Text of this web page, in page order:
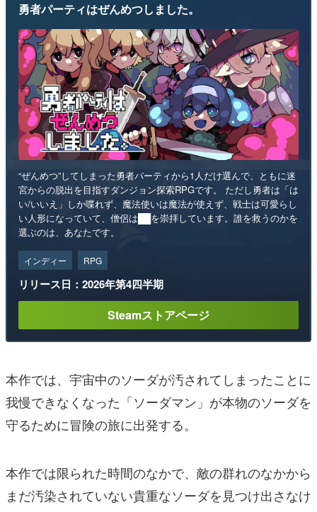
勇者パーティはぜんめつしました。
“ぜんめつ”してしまった勇者パーティから1人だけ選んで、ともに迷
宮からの脱出を目指すダンジョン探索RPGです。 ただし勇者は「は
い/いいえ」しか喋れず、魔法使いは魔法が使えず、戦士は可愛らし
い人形になっていて、僧侶は██を崇拝しています。誰を救うのかを
選ぶのは、あなたです。
インディー RPG
リリース日：2026年第4四半期
Steamストアページ
本作では、宇宙中のソーダが汚されてしまったことに
我慢できなくなった「ソーダマン」が本物のソーダを
守るために冒険の旅に出発する。
本作では限られた時間のなかで、敵の群れのなかから
まだ汚染されていない貴重なソーダを見つけ出さなけ